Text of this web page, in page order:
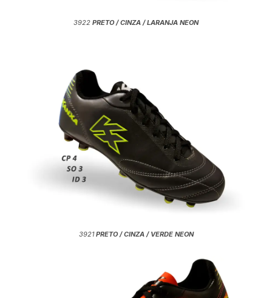
3922 PRETO / CINZA / LARANJA NEON
3921PRETO / CINZA / VERDE NEON